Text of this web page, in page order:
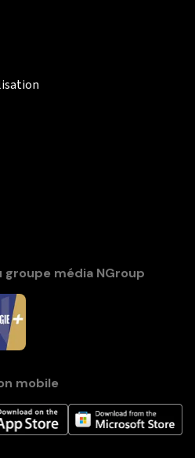
média NGroup
mobile